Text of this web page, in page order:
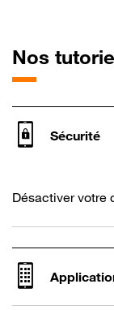
Nos
Sécurité
Désactiver votre